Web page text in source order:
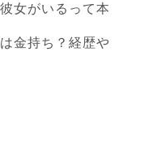
女がいるって本
金持ち？経歴や